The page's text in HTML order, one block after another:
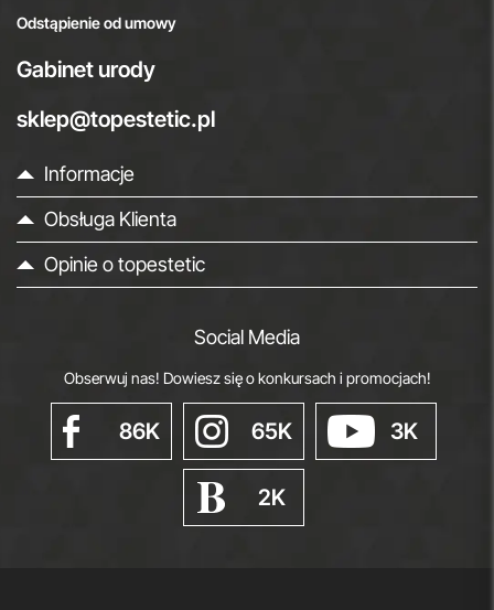
Odstąpienie od umowy
Gabinet urody
sklep@topestetic.pl
Informacje
Obsługa Klienta
Opinie o topestetic
Social Media
Obserwuj nas! Dowiesz się o konkursach i promocjach!
86K 65K 3K
2K